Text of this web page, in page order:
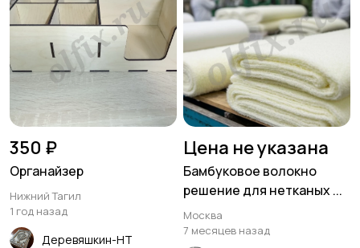
350 ₽
Органайзер
Нижний Тагил
1 год назад
Деревяшкин-НТ
Цена не указана
Бамбуковое волокно
решение для нетканых ...
Москва
7 месяцев назад